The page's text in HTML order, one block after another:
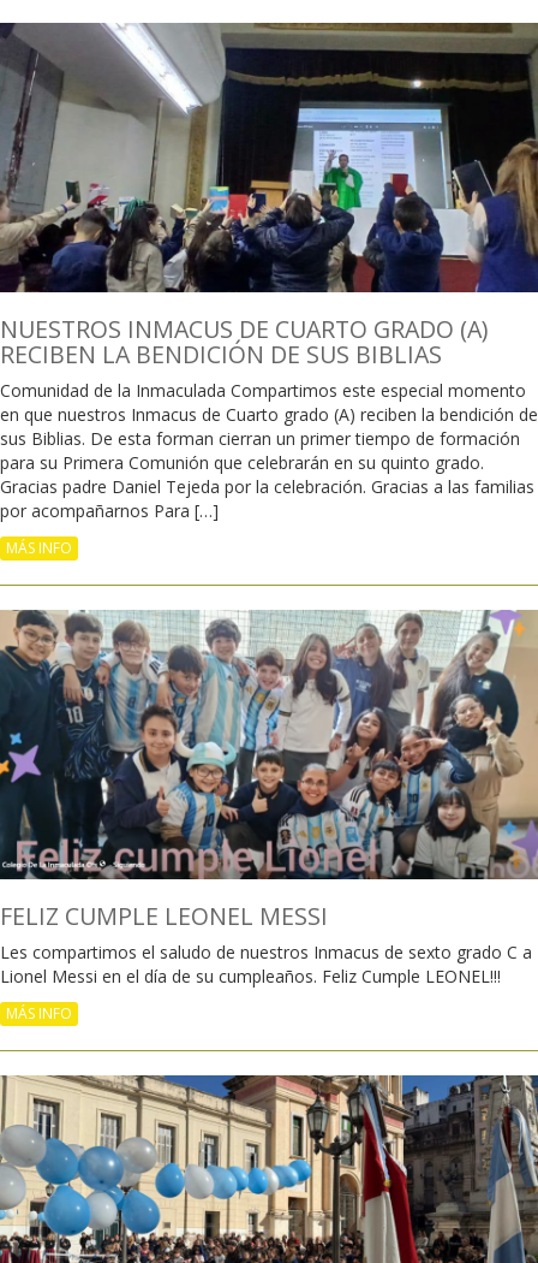
NUESTROS INMACUS DE CUARTO GRADO (A)
RECIBEN LA BENDICIÓN DE SUS BIBLIAS
Comunidad de la Inmaculada Compartimos este especial momento
en que nuestros Inmacus de Cuarto grado (A) reciben la bendición de
sus Biblias. De esta forman cierran un primer tiempo de formación
para su Primera Comunión que celebrarán en su quinto grado.
Gracias padre Daniel Tejeda por la celebración. Gracias a las familias
por acompañarnos Para […]
MÁS INFO
FELIZ CUMPLE LEONEL MESSI
Les compartimos el saludo de nuestros Inmacus de sexto grado C a
Lionel Messi en el día de su cumpleaños. Feliz Cumple LEONEL!!!
MÁS INFO